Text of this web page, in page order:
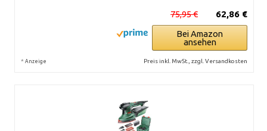
62,86 €
75,95 €
Bei Amazon
ansehen
* Anzeige Preis inkl. MwSt., zzgl. Versandkosten